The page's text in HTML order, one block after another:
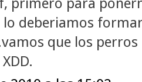
deberiamos
que los